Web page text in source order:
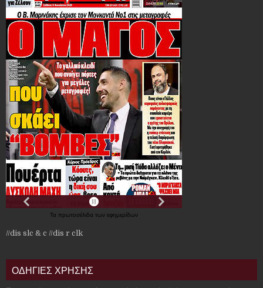
Τα πρωτοσέλιδα των εφημερίδων
//dis slc & c //dis r clk
ΟΔΗΓΙΕΣ ΧΡΗΣΗΣ